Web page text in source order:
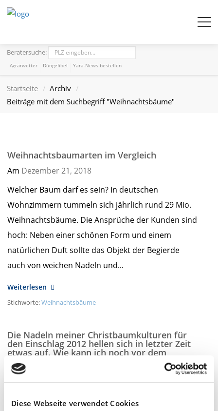
Diese Webseite verwendet Cookies
Beratersuche:
Agrarwetter Düngefibel Yara-News bestellen
Startseite
Archiv
Beiträge mit dem Suchbegriff "Weihnachtsbäume"
Weihnachtsbaumarten im Vergleich
Am Dezember 21, 2018
Welcher Baum darf es sein? In deutschen
Wohnzimmern tummeln sich jährlich rund 29 Mio.
Weihnachtsbäume. Die Ansprüche der Kunden sind
hoch: Neben einer schönen Form und einem
natürlichen Duft sollte das Objekt der Begierde
auch von weichen Nadeln und...
Weiterlesen
Stichworte:Weihnachtsbäume
Die Nadeln meiner Christbaumkulturen für
den Einschlag 2012 hellen sich in letzter Zeit
etwas auf. Wie kann ich noch vor dem
Einschlag die Nadelfarbe fördern?
AmOktober 1,